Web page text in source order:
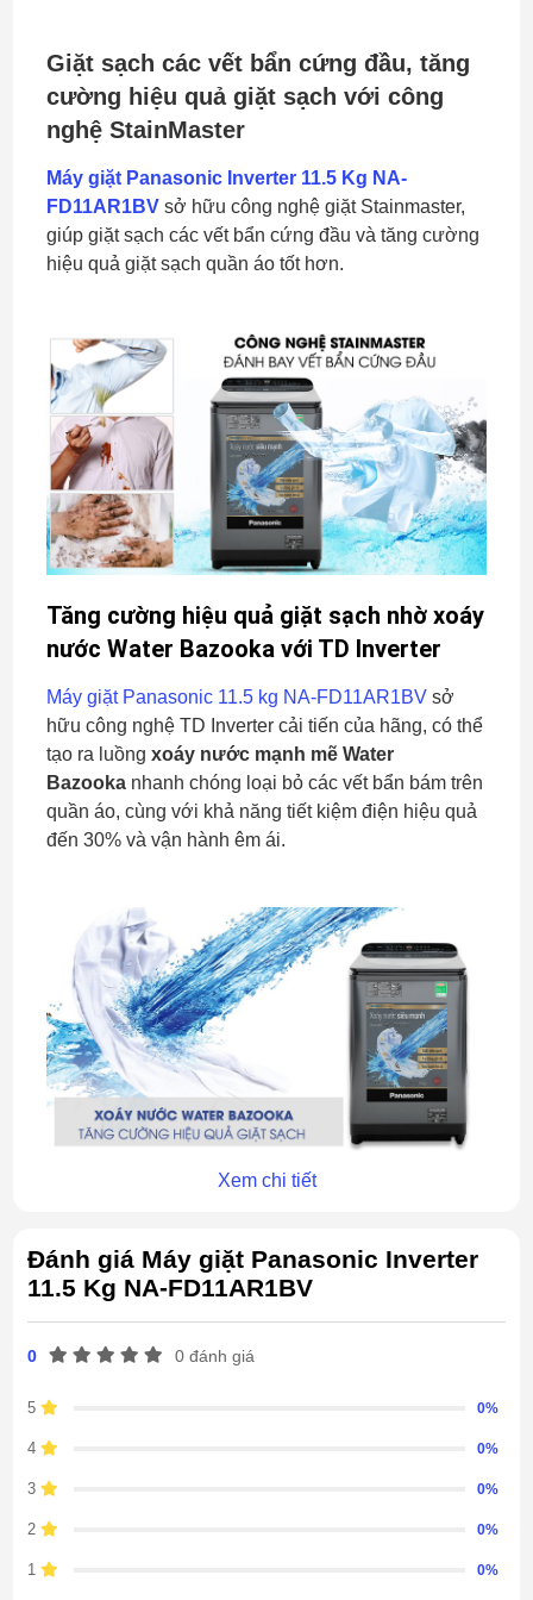
Giặt sạch các vết bẩn cứng đầu, tăng
cường hiệu quả giặt sạch với công
nghệ StainMaster
Máy giặt Panasonic Inverter 11.5 Kg NA-
FD11AR1BV sở hữu công nghệ giặt Stainmaster,
giúp giặt sạch các vết bẩn cứng đầu và tăng cường
hiệu quả giặt sạch quần áo tốt hơn.
Tăng cường hiệu quả giặt sạch nhờ xoáy
nước Water Bazooka với TD Inverter
Máy giặt Panasonic 11.5 kg NA-FD11AR1BV sở
hữu công nghệ TD Inverter cải tiến của hãng, có thể
tạo ra luồngxoáy nước mạnh mẽ Water
Bazooka nhanh chóng loại bỏ các vết bẩn bám trên
quần áo, cùng với khả năng tiết kiệm điện hiệu quả
đến 30% và vận hành êm ái.
Hòa tan bột giặt nhanh chóng bởi hệ
Nhờ có hệ thống Active Foam, máy giặt tạo ra hàng
triệu siêu bọt khí đậm đặc, giúp thẩm thấu cực
cứng đầu một cách dễ dàng.
Giặt nhiều quần áo và chăn mền trong
lồng giặt lớn
Máy giặt Panasonic
mẫu này có kiểu thiết kế miệng
lồng giặt lớn, đạt tới 44cm, cùng với thân máy vát
cho quần áo, chăn mền vào bên trong lồng giặt.
Xem chi tiết
Đánh giá Máy giặt Panasonic Inverter
11.5 Kg NA-FD11AR1BV
0 0 đánh giá
5 0%
4 0%
3 0%
2 0%
1 0%